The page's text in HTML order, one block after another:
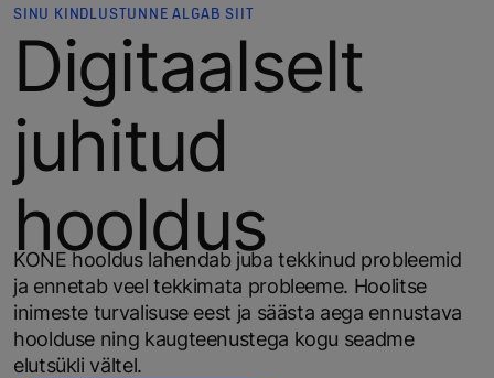
SINU KINDLUSTUNNE ALGAB SIIT
Digitaalselt
juhitud
hooldus
KONE hooldus lahendab juba tekkinud probleemid
ja ennetab veel tekkimata probleeme. Hoolitse
inimeste turvalisuse eest ja säästa aega ennustava
hoolduse ning kaugteenustega kogu seadme
elutsükli vältel.